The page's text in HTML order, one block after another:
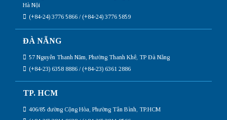
Hà Nội
(+84-24) 3776 5866 / (+84-24) 3776 5859
ĐÀ NẴNG
57 Nguyễn Thanh Năm, Phường Thanh Khê, TP Đà Nẵng
(+84-23) 6358 8886 / (+84-23) 6361 2886
TP. HCM
406/85 đường Cộng Hòa, Phường Tân Bình, TP.HCM